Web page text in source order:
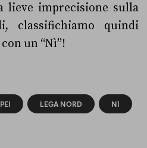
lieve imprecisione sulla
classifichiamo quindi
un “Nì”!
LEGA NORD NÌ